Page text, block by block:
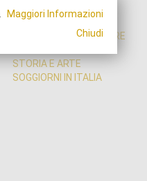
GITE DI INIZIO ANNO
VIAGGI ANIMATI
SCIENZE - TERRA E MARE
STORIA E ARTE
SOGGIORNI IN ITALIA
Maggiori Informazioni
Chiudi